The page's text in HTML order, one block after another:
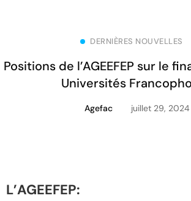
DERNIÈRES NOUVELLES
Positions de l’AGEEFEP sur le
Universités
Agefac juillet 29, 2024
L’AGEEFEP: